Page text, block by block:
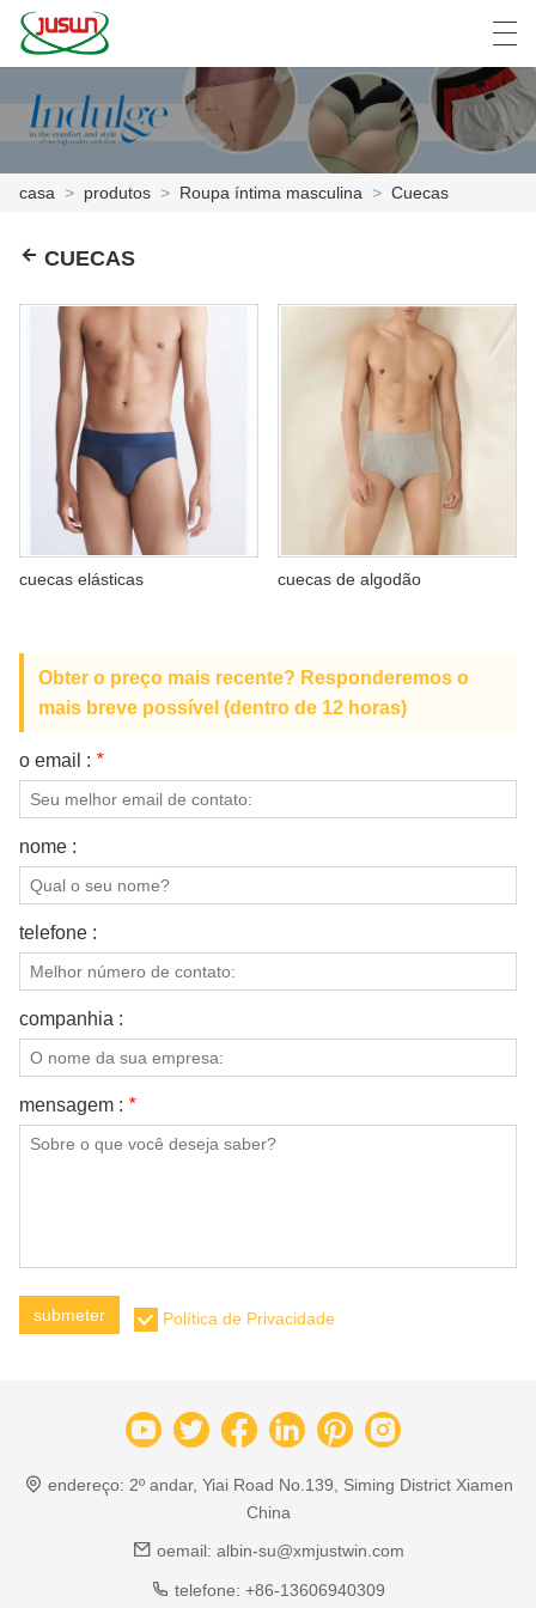
NOTÍCIA
CASO
SHOW DE FÁBRICA
FALE CONOSCO
SOBRE NÓS
Deutsch English Español
casa > produtos > Roupa íntima masculina > Cuecas
CUECAS
cuecas elásticas cuecas de algodão
Obter o preço mais recente? Responderemos o
mais breve possível (dentro de 12 horas)
o email : *
nome :
telefone :
companhia :
mensagem : *
submeter Política de Privacidade
endereço: 2º andar, Yiai Road No.139, Siming District Xiamen
China
oemail: albin-su@xmjustwin.com
telefone: +86-13606940309